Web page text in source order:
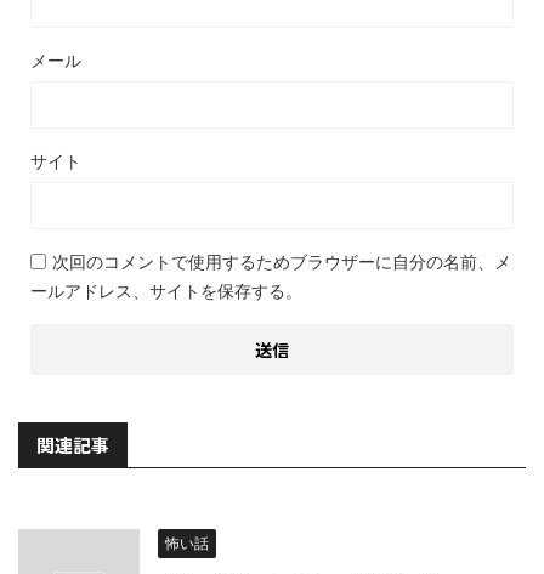
メール
サイト
次回のコメントで使用するためブラウザーに自分の名前、メ
ールアドレス、サイトを保存する。
関連記事
怖い話